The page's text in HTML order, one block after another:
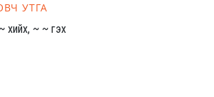
УТГА
хийх, ~ ~ гэх